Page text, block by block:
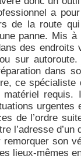
a
de la route
panne. Mis
des
sur
dans
ce spécialiste
requis.
urgentes
de l’ordre
l’adresse
remorquer son
lieux-mêmes